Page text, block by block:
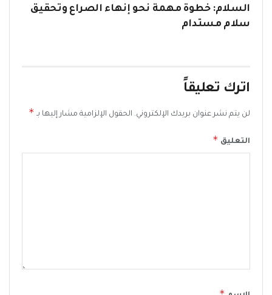
السلام: خطوة مهمة نحو إنهاء الصراع وتحقيق
سلام مستدام
اترك تعليقاً
لن يتم نشر عنوان بريدك الإلكتروني. الحقول الإلزامية مشار إليها بـ *
التعليق *